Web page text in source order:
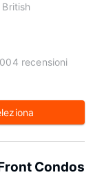
recensioni
Condos